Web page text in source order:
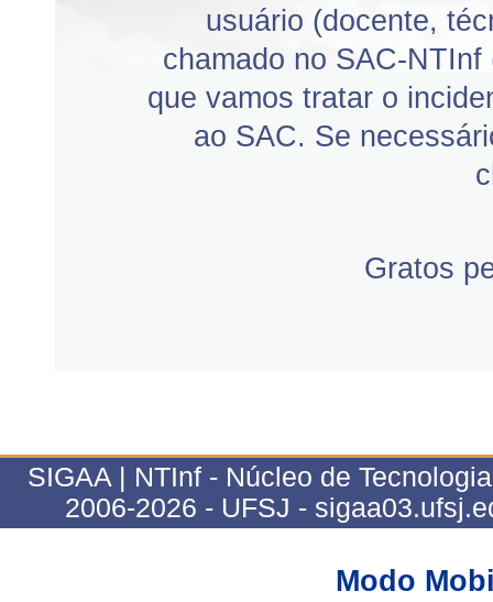
usuário (docente,
chamado no SAC-NTInf
que vamos tratar o
ao SAC. Se
Gratos
SIGAA | NTInf - Núcleo de
2006-2026 - UFSJ -
Modo